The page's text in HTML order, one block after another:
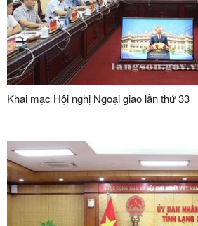
Khai mạc Hội nghị Ngoại giao lần thứ 33